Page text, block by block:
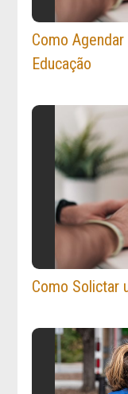
Como
Educação
Como Solictar